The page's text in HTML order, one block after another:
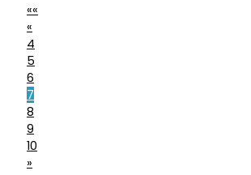
««
«
4
5
6
7
8
9
10
»